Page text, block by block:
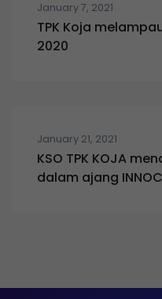
January 7, 2021
TPK Koja
2020
January 21, 2021
KSO TPK KOJA
dalam ajang